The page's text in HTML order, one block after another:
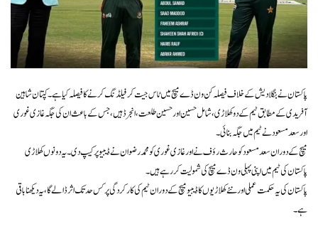
پاکستان نے بنگلادیش کے خلاف فیصلہ کن ون ڈے میچ میں ٹاس جیت کر فیلڈنگ کرنے کا فیصلہ کیا ہے۔ کپتان شاہین
آفریدی کے مطابق ٹیم کے دو کھلاڑی، شامل حسین اور حسین طلعت، انجرڈ ہیں، جس کے باعث ان کی جگہ غازی غوری
اور سعد مسعود نے ٹیم میں جگہ بنائی۔
میچ کے دوران سعد مسعود کو حارث رؤف نے اور غازی غوری کو محمد رضوان نے ڈیبیو پر کیپ دی۔ یہ دونوں کھلاڑی
پاکستان کی ٹیم میں اپنی پہلی ون ڈے میچ کی شمولیت کر رہے ہیں۔
پاکستان کی یہ حکمت عملی اور نئے کھلاڑیوں کا ڈیبیو میچ کے دوران ٹیم کی کارکردگی پر کس حد تک اثر ڈالے گا، یہ دیکھنا باقی
ہے۔